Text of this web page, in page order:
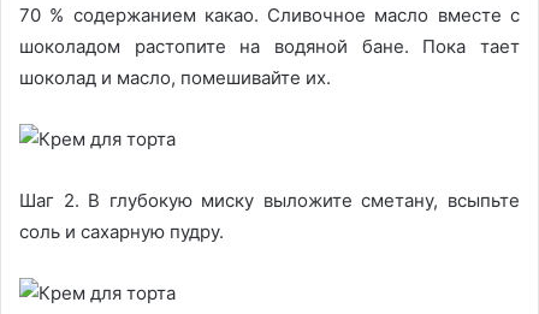
70 % содержанием какао. Сливочное масло вместе с
шоколадом растопите на водяной бане. Пока тает
шоколад и масло, помешивайте их.
Шаг 2. В глубокую миску выложите сметану, всыпьте
соль и сахарную пудру.